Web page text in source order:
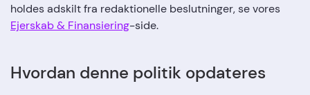
holdes adskilt fra redaktionelle beslutninger, se vores
Ejerskab & Finansiering-side.
Hvordan denne politik opdateres